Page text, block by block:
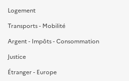
Logement
Transports - Mobilité
Argent - Impôts - Consommation
Justice
Étranger - Europe